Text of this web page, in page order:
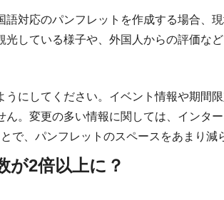
対応のパンフレットを作成する場合、
している様子や、外国人からの評価な
にしてください。イベント情報や期間
。変更の多い情報に関しては、インタ
で、パンフレットのスペースをあまり減
が2倍以上に？